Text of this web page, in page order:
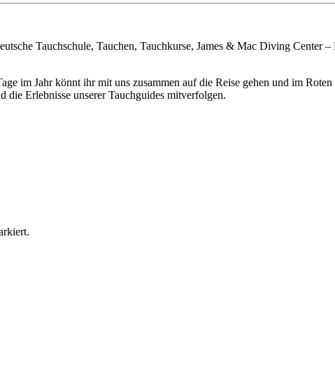
Tauchschule, Tauchen, Tauchkurse, James & Mac Diving Center
im Jahr könnt ihr mit uns zusammen auf die Reise gehen und im
Erlebnisse unserer Tauchguides mitverfolgen.